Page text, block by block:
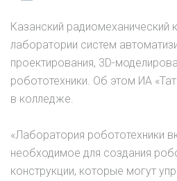
Казанский радиомеханический
лаборатории систем
проектирования, 3D-
робототехники. Об этом ИА
в колледже.
«Лаборатория робототехники
необходимое для создания
конструкции, которые могут